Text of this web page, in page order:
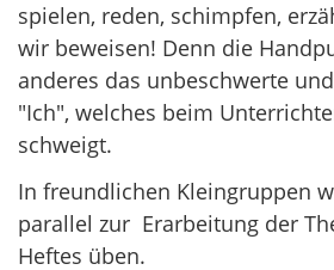
spielen, reden, schimpfen,
wir beweisen! Denn die
anderes das unbeschwerte
"Ich", welches beim
schweigt.
In freundlichen Kleingruppen
parallel zur Erarbeitung der
Heftes üben.